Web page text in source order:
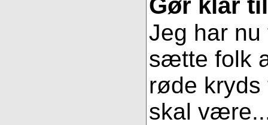
Jeg har
sætte folk
røde
skal